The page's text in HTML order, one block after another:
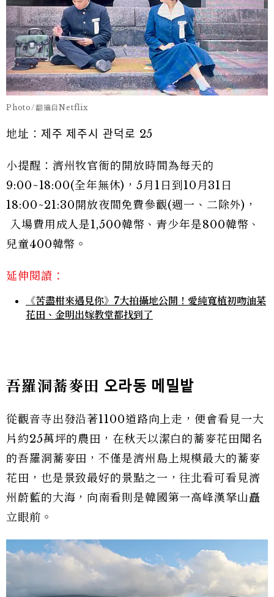
Photo/翻攝自Netflix
地址：제주 제주시 관덕로 25
小提醒：濟州牧官衙的開放時間為每天的
9:00~18:00(全年無休)，5月1日到10月31日
18:00~21:30開放夜間免費參觀(週一、二除外)，
入場費用成人是1,500韓幣、青少年是800韓幣、
兒童400韓幣。
延伸閱讀：
《苦盡柑來遇見你》7大拍攝地公開！愛純寬植初吻油菜
花田、金明出嫁教堂都找到了
吾羅洞蕎麥田 오라동 메밀밭
從觀音寺出發沿著1100道路向上走，便會看見一大
片約25萬坪的農田，在秋天以潔白的蕎麥花田聞名
的吾羅洞蕎麥田，不僅是濟州島上規模最大的蕎麥
花田，也是景致最好的景點之一，往北看可看見濟
州蔚藍的大海，向南看則是韓國第一高峰漢拏山矗
立眼前。